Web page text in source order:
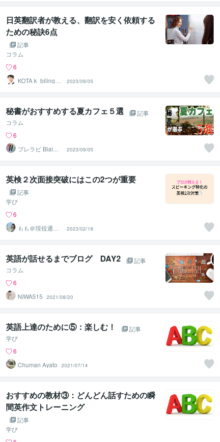
日英翻訳者が教える、翻訳を安く依頼する
ための秘訣6点
記事
コラム
6
KOTA k_bilingua
2023/09/05
秘書がおすすめする夏カフェ５選
記事
コラム
6
ブレラビ BlaiRa
by
2023/09/05
英検２次面接突破にはこの2つが重要
記事
学び
6
もも＠現役通
訳・翻訳（英
韓）
2023/02/18
英語が話せるまでブログ DAY2
記事
コラム
6
NIWA515
2021/08/20
英語上達のために⑤：楽しむ！
記事
学び
6
Chuman Ayato
2021/07/14
おすすめの教材③：どんどん話すための瞬
間英作文トレーニング
記事
学び